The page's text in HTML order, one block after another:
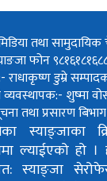
तथा
फोन
राधाकृष्ण डुम्रे
व्यवस्थापक:- शुष्मा
तथा प्रसारण
स्याङ्जाका
ल्याईएको हो ।
स्याङ्जा